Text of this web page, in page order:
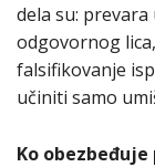
dela su:
odgovornog
falsifikovanje
učiniti samo
Ko